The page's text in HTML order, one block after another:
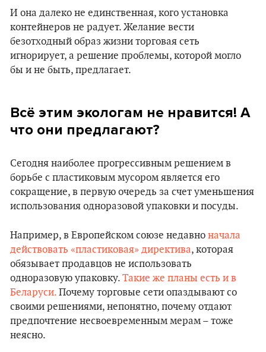
И она далеко не единственная, кого установка
контейнеров не радует. Желание вести
безотходный образ жизни торговая сеть
игнорирует, а решение проблемы, которой могло
бы и не быть, предлагает.
Всё этим экологам не нравится! А
что они предлагают?
Сегодня наиболее прогрессивным решением в
борьбе с пластиковым мусором является его
сокращение, в первую очередь за счет уменьшения
использования одноразовой упаковки и посуды.
Например, в Европейском союзе недавно начала
действовать «пластиковая» директива, которая
обязывает продавцов не использовать
одноразовую упаковку. Такие же планы есть и в
Беларуси. Почему торговые сети опаздывают со
своими решениями, непонятно, почему отдают
предпочтение несвоевременным мерам – тоже
неясно.